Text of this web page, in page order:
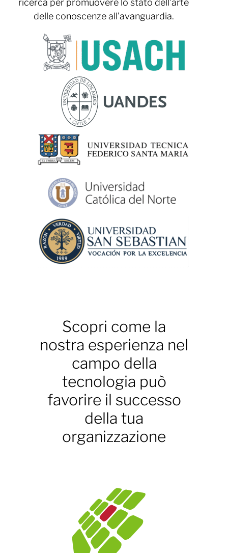
ricerca per promuovere lo stato dell'arte
delle conoscenze all'avanguardia.
Scopri come la
nostra esperienza nel
campo della
tecnologia può
favorire il successo
della tua
organizzazione